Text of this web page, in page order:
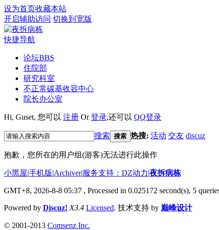
设为首页收藏本站
开启辅助访问 切换到宽版
快捷导航
论坛BBS
住院部
研究科室
不正常碳基收容中心
院长办公室
Hi, Guset, 您可以 注册 Or登录,还可以 QQ登录
搜索 搜索 热搜: 活动 交友 discuz
抱歉，您所在的用户组(游客)无法进行此操作
小黑屋|手机版|Archiver|服务支持：DZ动力|夜拆病栋
GMT+8, 2026-8-8 05:37 , Processed in 0.025172 second(s), 5
Powered by Discuz! X3.4 Licensed. 技术支持 by 巅峰设计
© 2001-2013 Comsenz Inc.